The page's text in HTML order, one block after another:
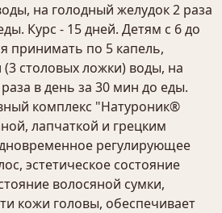
на голодный желудок 2 раза
Курс - 15 дней. Детям с 6 до
принимать по 5 капель,
столовых ложки) воды, на
в день за 30 мин до еды.
комплекс "Натуроник®
лапчаткой и грецким
регулирующее
эстетическое состояние
волосяной сумки,
кожи головы, обеспечивает